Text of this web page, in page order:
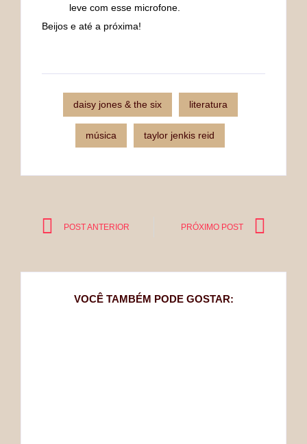
leve com esse microfone.
Beijos e até a próxima!
daisy jones & the six literatura
música taylor jenkis reid
POST ANTERIOR PRÓXIMO POST
VOCÊ TAMBÉM PODE GOSTAR: